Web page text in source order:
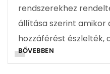
rendszerekhez
állítása szerint amikor
hozzáférést észlelték,
BŐVEBBEN